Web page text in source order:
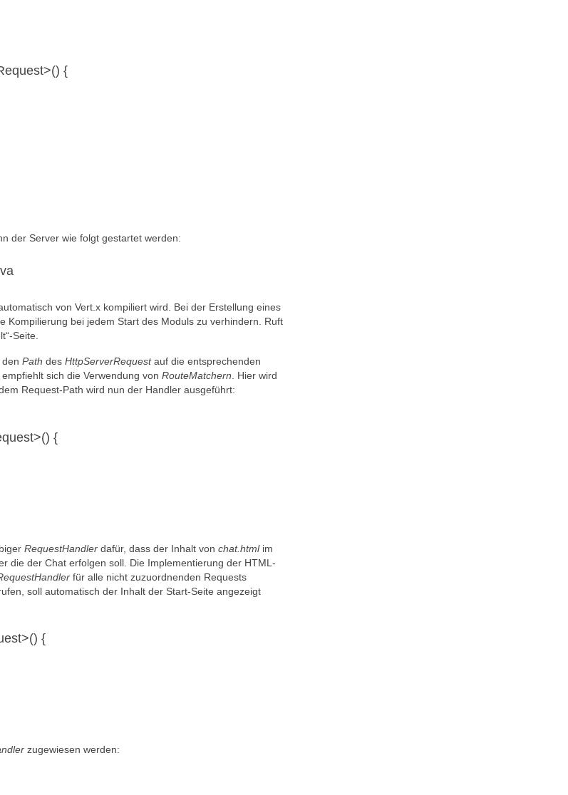
{
der Server wie folgt gestartet werden:
von Vert.x kompiliert wird. Bei der Erstellung eines
Kompilierung bei jedem Start des Moduls zu verhindern. Ruft
Seite.
Path des HttpServerRequestauf die entsprechenden
sich die Verwendung von RouteMatchern . Hier wird
Request-Path wird nun der Handler ausgeführt:
{
RequestHandler dafür, dass der Inhalt von chat.htmlim
die der Chat erfolgen soll. Die Implementierung der HTML-
für alle nicht zuzuordnenden Requests
soll automatisch der Inhalt der Start-Seite angezeigt
{
zugewiesen werden: